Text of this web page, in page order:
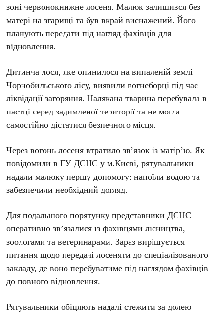
зоні червонокнижне лосеня. Малюк залишився без
матері на згарищі та був вкрай виснажений. Його
планують передати під нагляд фахівців для
відновлення.
Дитинча лося, яке опинилося на випаленій землі
Чорнобильського лісу, виявили вогнеборці під час
ліквідації загоряння. Налякана тварина перебувала в
пастці серед задимленої території та не могла
самостійно дістатися безпечного місця.
Через вогонь лосеня втратило зв’язок із матір’ю. Як
повідомили вГУ ДСНС у м.Києві, рятувальники
надали малюку першу допомогу: напоїли водою та
забезпечили необхідний догляд.
Для подальшого порятунку представникиДСНС
оперативно зв’язалися із фахівцями лісництва,
зоологами та ветеринарами. Зараз вирішується
питання щодо передачі лосеняти до спеціалізованого
закладу, де воно перебуватиме під наглядом фахівців
до повного відновлення.
Рятувальники обіцяють надалі стежити за долею